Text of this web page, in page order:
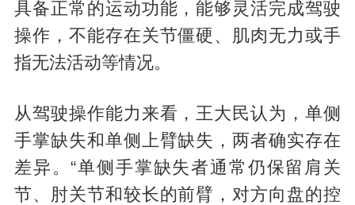
具备正常的运动功能，能够灵活完成驾驶
操作，不能存在关节僵硬、肌肉无力或手
指无法活动等情况。
从驾驶操作能力来看，王大民认为，单侧
手掌缺失和单侧上臂缺失，两者确实存在
差异。“单侧手掌缺失者通常仍保留肩关
节、肘关节和较长的前臂，对方向盘的控